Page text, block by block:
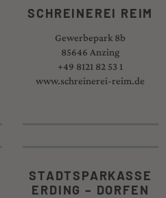
SCHREINEREI REIM
Gewerbepark 8b
85646 Anzing
+49 8121 82 53 1
www.schreinerei-reim.de
STADTSPARKASSE
ERDING – DORFEN